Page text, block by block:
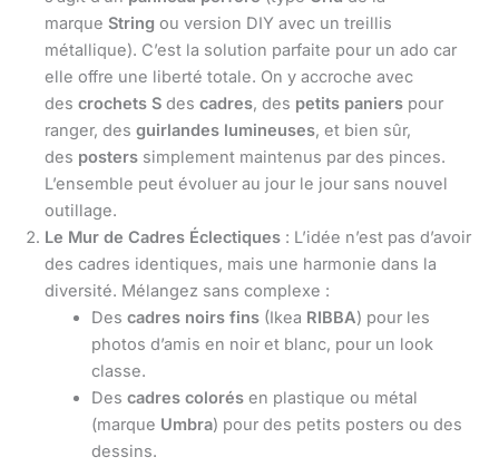
marque String ou version DIY avec un treillis
métallique). C’est la solution parfaite pour un ado car
elle offre une liberté totale. On y accroche avec
des crochets S des cadres, des petits paniers pour
ranger, des guirlandes lumineuses, et bien sûr,
des posters simplement maintenus par des pinces.
L’ensemble peut évoluer au jour le jour sans nouvel
outillage.
Le Mur de Cadres Éclectiques : L’idée n’est pas d’avoir
des cadres identiques, mais une harmonie dans la
diversité. Mélangez sans complexe :
Des cadres noirs fins(Ikea RIBBA) pour les
photos d’amis en noir et blanc, pour un look
classe.
Des cadres colorésen plastique ou métal
(marque Umbra) pour des petits posters ou des
dessins.